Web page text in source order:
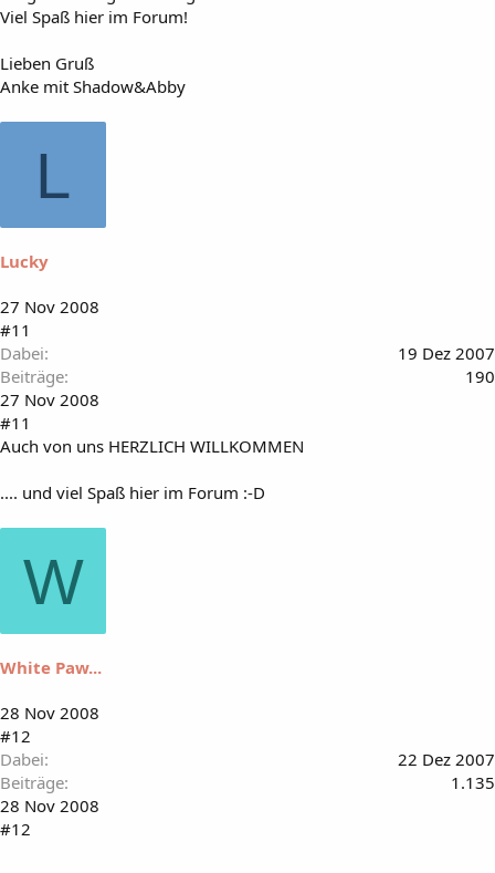
Viel Spaß hier im Forum!
Lieben Gruß
Anke mit Shadow&Abby
L
Lucky
27 Nov 2008
#11
Dabei
19 Dez 2007
Beiträge
190
27 Nov 2008
#11
Auch von uns HERZLICH WILLKOMMEN
.... und viel Spaß hier im Forum :-D
W
White Paw...
28 Nov 2008
#12
Dabei
22 Dez 2007
Beiträge
1.135
28 Nov 2008
#12